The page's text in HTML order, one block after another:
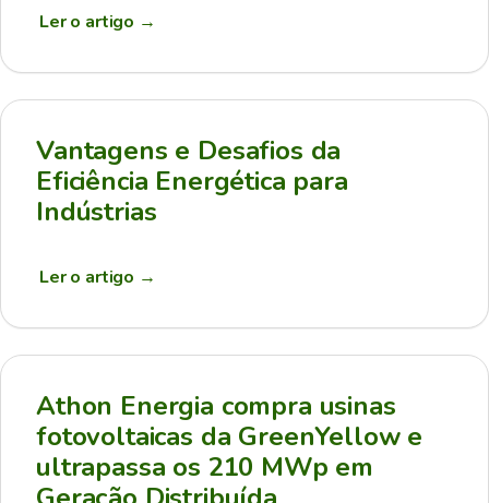
Ler o artigo →
Vantagens e Desafios da
Eficiência Energética para
Indústrias
Ler o artigo →
Athon Energia compra usinas
fotovoltaicas da GreenYellow e
ultrapassa os 210 MWp em